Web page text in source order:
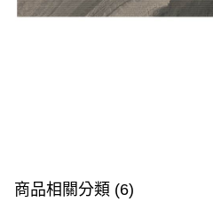
商品相關分類 (6)